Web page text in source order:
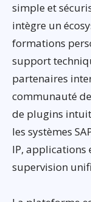
simple et
intègre un
formations
support
partenaires
communauté
de plugins
les systèmes
IP, applications
supervision